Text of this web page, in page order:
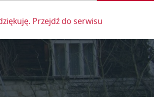
Przejdź do serwisu